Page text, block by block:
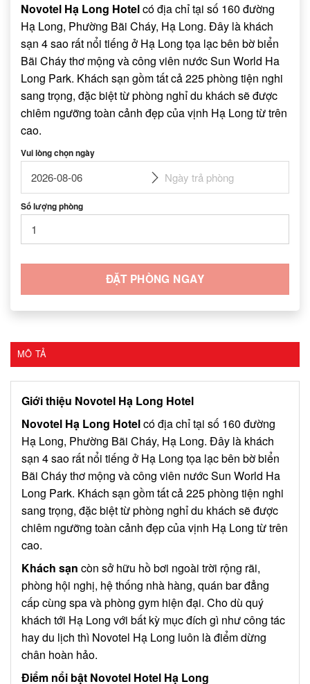
Novotel Hạ Long Hotelcó địa chỉ tại số 160 đường
Hạ Long, Phường Bãi Cháy, Hạ Long. Đây là khách
sạn 4 sao rất nổi tiếng ở Hạ Long tọa lạc bên bờ biển
Bãi Cháy thơ mộng và công viên nước Sun World Ha
Long Park. Khách sạn gồm tất cả 225 phòng tiện nghi
sang trọng, đặc biệt từ phòng nghỉ du khách sẽ được
chiêm ngưỡng toàn cảnh đẹp của vịnh Hạ Long từ trên
cao.
Vui lòng chọn ngày
Số lượng phòng
ĐẶT PHÒNG NGAY
MÔ TẢ
Giới thiệu Novotel Hạ Long Hotel
Novotel Hạ Long Hotelcó địa chỉ tại số 160 đường
Hạ Long, Phường Bãi Cháy, Hạ Long. Đây là khách
sạn 4 sao rất nổi tiếng ở Hạ Long tọa lạc bên bờ biển
Bãi Cháy thơ mộng và công viên nước Sun World Ha
Long Park. Khách sạn gồm tất cả 225 phòng tiện nghi
sang trọng, đặc biệt từ phòng nghỉ du khách sẽ được
chiêm ngưỡng toàn cảnh đẹp của vịnh Hạ Long từ trên
cao.
Khách sạn còn sở hữu hồ bơi ngoài trời rộng rãi,
phòng hội nghị, hệ thống nhà hàng, quán bar đẳng
cấp cùng spa và phòng gym hiện đại. Cho dù quý
khách tới Hạ Long với bất kỳ mục đích gì như công tác
hay du lịch thì Novotel Hạ Long luôn là điểm dừng
chân hoàn hảo.
Điểm nổi bật Novotel Hotel Hạ Long